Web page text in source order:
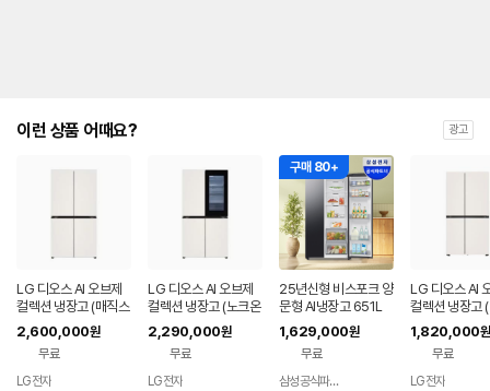
이런 상품 어때요? 광고
LG 디오스 AI 오브제
컬렉션 냉장고 (매직스
페이스) T876MEE1
H1
2,600,000원
무료
LG전자
LG 디오스 AI 오브제
컬렉션 냉장고 (노크온
매직스페이스) T876
MEE412
2,290,000원
무료
LG전자
구매 80+
25년신형 비스포크 양
문형 AI냉장고 651L
1,629,000원
무료
삼성공식파트너 현성전자
LG 디오스 AI
컬렉션 냉장고
형, 매직스페이
34MEE111
1,820,000원
무료
LG전자